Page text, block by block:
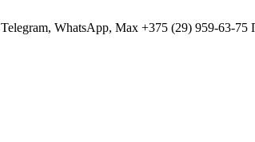
Telegram, WhatsApp, Max +375 (29) 959-63-75